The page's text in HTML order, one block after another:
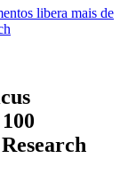
libera mais de